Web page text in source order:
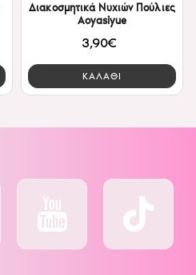
Διακοσμητικά Νυχιών Πούλιες
Aoyasiyue
3,90€
ΚΑΛΑΘΙ